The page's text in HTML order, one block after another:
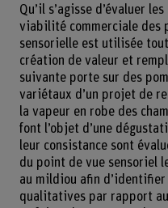
Qu’il s’agisse d’évaluer
viabilité commerciale des
sensorielle est utilisée
création de valeur et
suivante porte sur des
variétaux d’un projet de
la vapeur en robe des
font l’objet d’une
leur consistance sont
du point de vue sensoriel
au mildiou afin
qualitatives par rapport